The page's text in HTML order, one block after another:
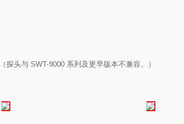
探头与 SWT-9000 系列及更早版本不兼容。）